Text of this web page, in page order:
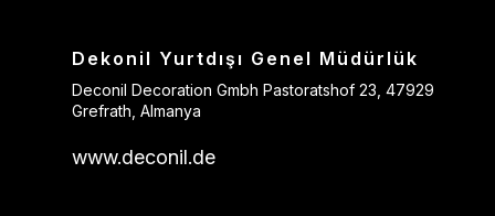
Dekonil Yurtdışı Genel Müdürlük
Deconil Decoration Gmbh Pastoratshof 23, 47929
Grefrath, Almanya
www.deconil.de